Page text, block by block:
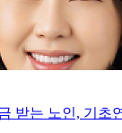
받는 노인, 기초